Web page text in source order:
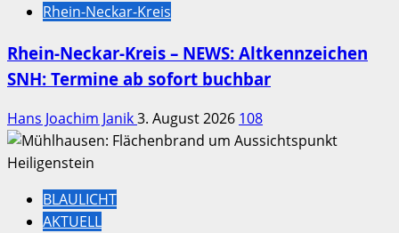
Rhein-Neckar-Kreis
Rhein-Neckar-Kreis – NEWS: Altkennzeichen
SNH: Termine ab sofort buchbar
Hans Joachim Janik3. August 2026 108
BLAULICHT
AKTUELL